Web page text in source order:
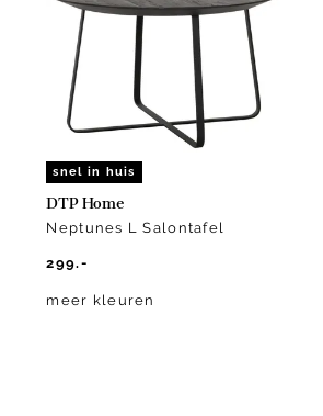
snel in huis
DTP Home
Neptunes L Salontafel
299.-
meer kleuren